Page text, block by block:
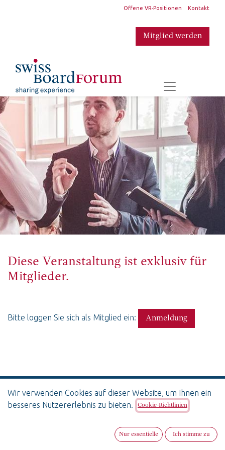
Offene VR-Positionen Kontakt
Mitglied werden
Diese Veranstaltung ist exklusiv für
Mitglieder.
Bitte loggen Sie sich als Mitglied ein: Anmeldung
Wir verwenden Cookies auf dieser Website, um Ihnen ein
besseres Nutzererlebnis zu bieten.
Cookie-Richtlinien
Nur essentielle Ich stimme zu